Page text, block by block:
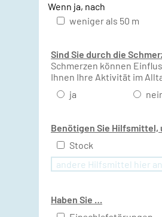
Wenn ja, nach
weniger als 50 m
Sind Sie durch die
Schmerzen können
Ihnen Ihre Aktivität im
ja
Benötigen Sie
Stock
Haben Sie …